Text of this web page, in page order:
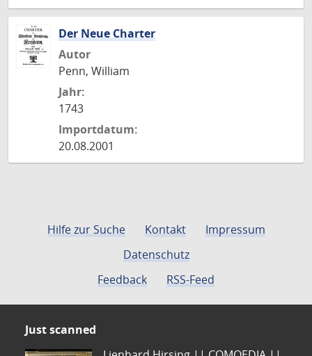
Der Neue Charter
Autor
Penn, William
Jahr:
1743
Importdatum:
20.08.2001
Hilfe zur Suche Kontakt
Impressum
Datenschutz
Feedback
RSS-Feed
Just scanned